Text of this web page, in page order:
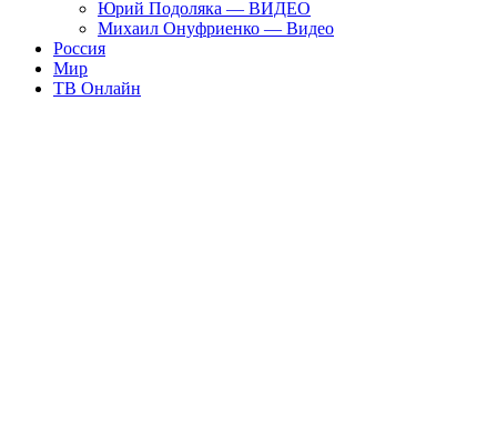
Юрий Подоляка — ВИДЕО
Михаил Онуфриенко — Видео
Россия
Мир
ТВ Онлайн